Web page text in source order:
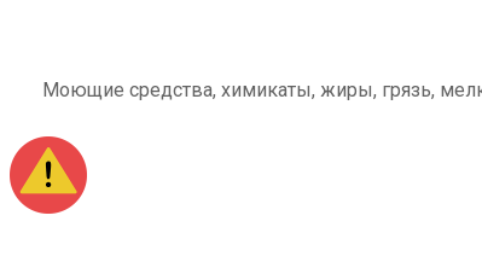
Моющие средства, химикаты, жиры, грязь,